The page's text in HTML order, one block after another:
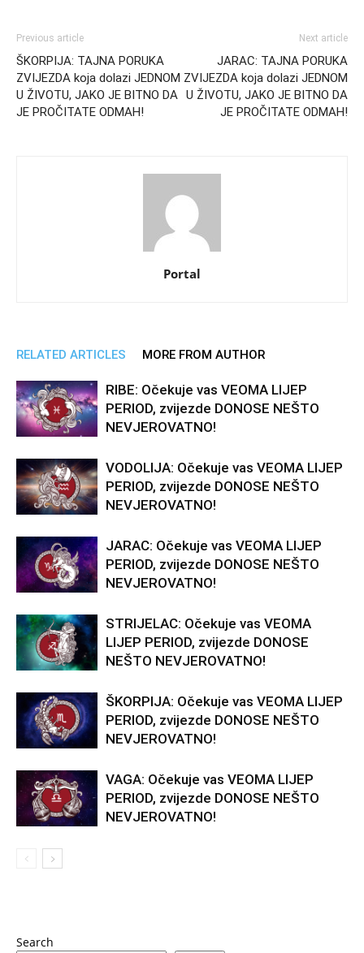
Previous article
ŠKORPIJA: TAJNA PORUKA
ZVIJEZDA koja dolazi JEDNOM
U ŽIVOTU, JAKO JE BITNO DA
JE PROČITATE ODMAH!
Next article
JARAC: TAJNA PORUKA
ZVIJEZDA koja dolazi JEDNOM
U ŽIVOTU, JAKO JE BITNO DA
JE PROČITATE ODMAH!
Portal
RELATED ARTICLES MORE FROM AUTHOR
RIBE: Očekuje vas VEOMA LIJEP
PERIOD, zvijezde DONOSE NEŠTO
NEVJEROVATNO!
VODOLIJA: Očekuje vas VEOMA LIJEP
PERIOD, zvijezde DONOSE NEŠTO
NEVJEROVATNO!
JARAC: Očekuje vas VEOMA LIJEP
PERIOD, zvijezde DONOSE NEŠTO
NEVJEROVATNO!
STRIJELAC: Očekuje vas VEOMA
LIJEP PERIOD, zvijezde DONOSE
NEŠTO NEVJEROVATNO!
ŠKORPIJA: Očekuje vas VEOMA LIJEP
PERIOD, zvijezde DONOSE NEŠTO
NEVJEROVATNO!
VAGA: Očekuje vas VEOMA LIJEP
PERIOD, zvijezde DONOSE NEŠTO
NEVJEROVATNO!
Search